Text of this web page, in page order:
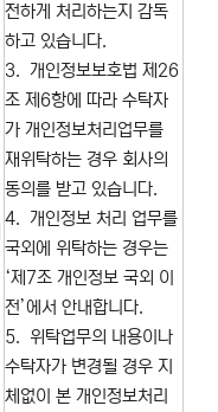
전하게 처리하는지 감독
하고 있습니다.
3. 개인정보보호법 제26
조 제6항에 따라 수탁자
가 개인정보처리업무를
재위탁하는 경우 회사의
동의를 받고 있습니다.
4. 개인정보 처리 업무를
국외에 위탁하는 경우는
‘제7조 개인정보 국외 이
전’에서 안내합니다.
5. 위탁업무의 내용이나
수탁자가 변경될 경우 지
체없이 본 개인정보처리